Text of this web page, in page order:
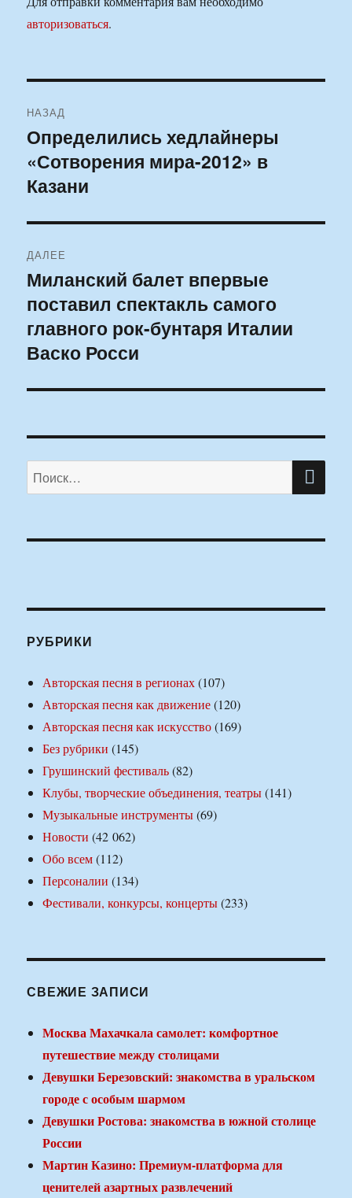
авторизоваться.
по
записям
НАЗАД
Предыдущая
запись:
Определились хедлайнеры
«Сотворения мира-2012» в
Казани
ДАЛЕЕ
Следующая
запись:
Миланский балет впервые
поставил спектакль самого
главного рок-бунтаря Италии
Васко Росси
Искать:
РУБРИКИ
Авторская песня в регионах(107)
Авторская песня как движение(120)
Авторская песня как искусство(169)
Без рубрики (145)
Грушинский фестиваль(82)
Клубы, творческие объединения, театры(141)
Музыкальные инструменты(69)
Новости (42 062)
Обо всем(112)
Персоналии (134)
Фестивали, конкурсы, концерты(233)
СВЕЖИЕ ЗАПИСИ
Москва Махачкала самолет: комфортное
путешествие между столицами
Девушки Березовский: знакомства в уральском
городе с особым шармом
Девушки Ростова: знакомства в южной столице
России
Мартин Казино: Премиум-платформа для
ценителей азартных развлечений